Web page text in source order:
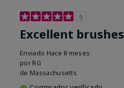
5
Excellent brushes
Enviado Hace 8 meses
por RG
de Massachusetts